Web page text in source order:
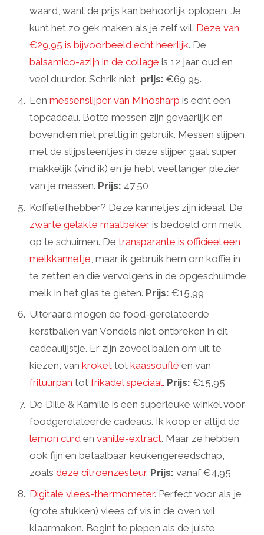
waard, want de prijs kan behoorlijk oplopen. Je
kunt het zo gek maken als je zelf wil. Deze van
€29,95 is bijvoorbeeld echt heerlijk. De
balsamico-azijn in de collage is 12 jaar oud en
veel duurder. Schrik niet, prijs: €69,95.
Een messenslijper van Minosharp is echt een
topcadeau. Botte messen zijn gevaarlijk en
bovendien niet prettig in gebruik. Messen slijpen
met de slijpsteentjes in deze slijper gaat super
makkelijk (vind ik) en je hebt veel langer plezier
van je messen. Prijs: 47,50
Koffieliefhebber? Deze kannetjes zijn ideaal. De
zwarte gelakte maatbeker is bedoeld om melk
op te schuimen. De transparante is officieel een
melkkannetje , maar ik gebruik hem om koffie in
te zetten en die vervolgens in de opgeschuimde
melk in het glas te gieten. Prijs: €15,99
Uiteraard mogen de food-gerelateerde
kerstballen van Vondels niet ontbreken in dit
cadeaulijstje. Er zijn zoveel ballen om uit te
kiezen, van kroket tot kaassouflé en van
frituurpan tot frikadel speciaal. Prijs: €15,95
De Dille & Kamille is een superleuke winkel voor
foodgerelateerde cadeaus. Ik koop er altijd de
lemon curd en vanille-extract. Maar ze hebben
ook fijn en betaalbaar keukengereedschap,
zoals deze citroenzesteur. Prijs: vanaf €4,95
Digitale vlees-thermometer. Perfect voor als je
(grote stukken) vlees of vis in de oven wil
klaarmaken. Begint te piepen als de juiste